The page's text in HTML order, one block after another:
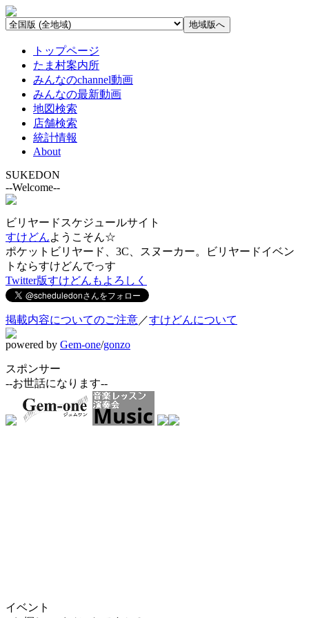
トップページ
たま村案内所
みんなのchannel動画
みんなの最新動画
地図検索
店舗検索
統計情報
About
SUKEDON
--Welcome--
ビリヤードスケジュールサイト
すけどんようこそん☆
ポケットビリヤード、3C、スヌーカー。ビリヤードイベン
トならすけどんでっす
Twitter版すけどんもよろしく
掲載内容についてのご注意／すけどんについて
powered by Gem-one/gonzo
スポンサー
--お世話になります--
イベント